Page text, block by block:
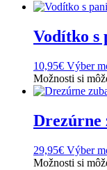
Vodítko s
10,95€ Výber
Možnosti si
Drezúrne
29,95€ Výber
Možnosti si